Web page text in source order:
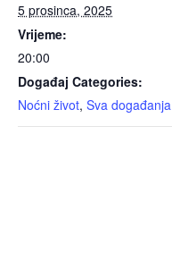
5 prosinca, 2025
Vrijeme:
20:00
Događaj Categories:
Noćni život, Sva događanja